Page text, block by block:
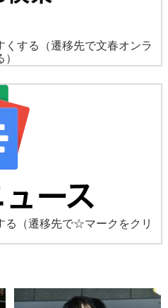
くする
（遷移先で文春オンラ
る
（遷移先で☆マークをクリ